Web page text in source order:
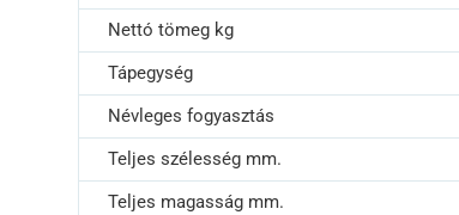
Nettó tömeg kg
Tápegység
Névleges fogyasztás
Teljes szélesség mm.
Teljes magasság mm.